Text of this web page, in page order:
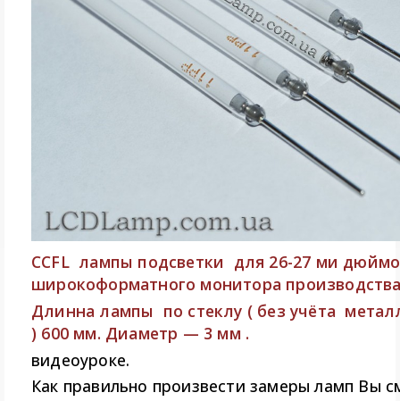
CCFL лампы подсветки для 26-27 ми
широкоформатного монитора
Длинна лампы по стеклу ( без учёта
) 600 мм. Диаметр — 3 мм .
видеоуроке.
Как правильно произвести замеры ламп Вы